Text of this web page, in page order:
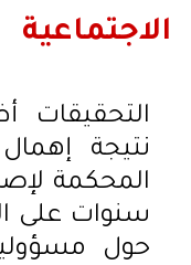
الاجتماعية
التحقيقات
نتيجة
المحكمة
سنوات على
حول